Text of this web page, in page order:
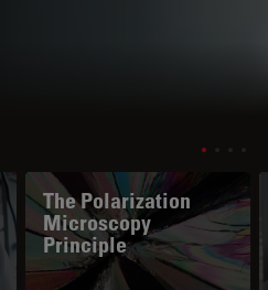
The Polarization
Microscopy
Principle